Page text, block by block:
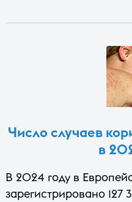
Число случаев
в
В 2024 году в
зарегистрировано 127